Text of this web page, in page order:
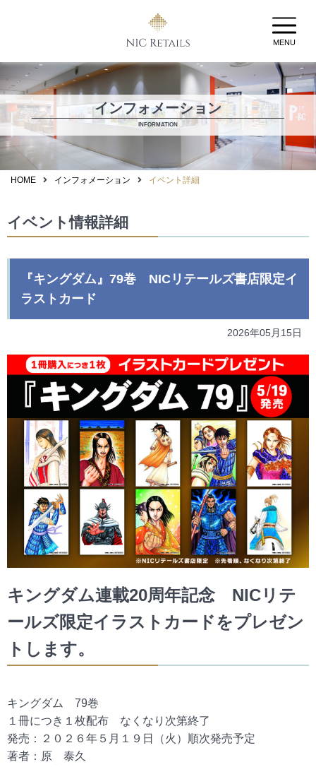
MENU
インフォメーション
INFORMATION
HOME インフォメーション イベント詳細
イベント情報詳細
『キングダム』79巻 NICリテールズ書店限定イ
ラストカード
2026年05月15日
キングダム連載20周年記念 NICリテ
ールズ限定イラストカードをプレゼン
トします。
キングダム 79巻
１冊につき１枚配布 なくなり次第終了
発売：２０２６年５月１９日（火）順次発売予定
著者：原 泰久